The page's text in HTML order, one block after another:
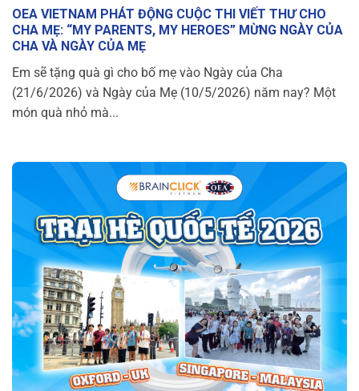
OEA VIETNAM PHÁT ĐỘNG CUỘC THI VIẾT THƯ CHO
CHA MẸ: “MY PARENTS, MY HEROES” MỪNG NGÀY CỦA
CHA VÀ NGÀY CỦA MẸ
Em sẽ tặng quà gì cho bố mẹ vào Ngày của Cha
(21/6/2026) và Ngày của Mẹ (10/5/2026) năm nay? Một
món quà nhỏ mà...